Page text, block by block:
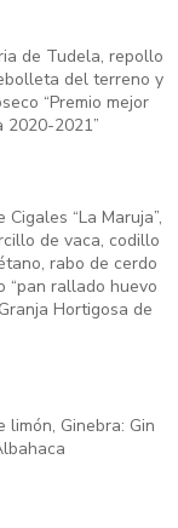
de Tudela, repollo
del terreno y
“Premio mejor
2020-2021”
“La Maruja”,
de vaca, codillo
rabo de cerdo
“pan rallado huevo
Hortigosa de
limón, Ginebra: Gin